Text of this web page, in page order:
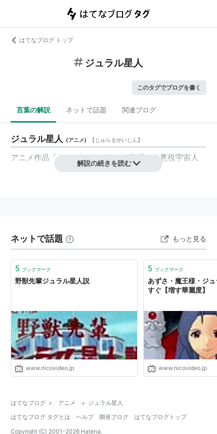
はてなブログ トップ
ジュラル星人
このタグでブログを書く
言葉の解説 ネットで話題 関連ブログ
ジュラル星人 (アニメ) 【 じゅらるせいじん】
アニメ作品「チャージマン研!」に登場する悪役宇宙人
解説の続きを読む
ネットで話題 もっと見る
5 ブックマーク
野獣先輩ジュラル星人説
www.nicovideo.jp
5 ブックマーク
あずさ・魔王様・ジ
すぐ【増す華麗度】
www.nicovideo.jp
はてなブログ > アニメ > ジュラル星人
はてなブログ タグとは
ヘルプ 開発ブログ
はてなブログトップ
Copyright (C) 2001-2026 Hatena.